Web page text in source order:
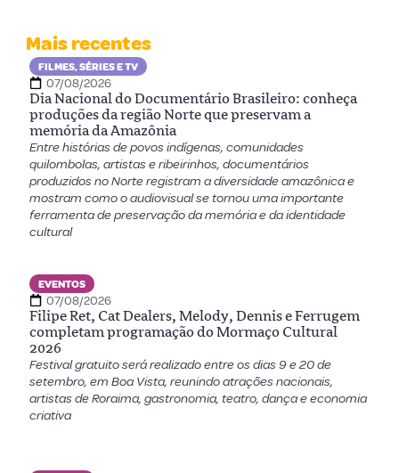
Mais recentes
FILMES, SÉRIES E TV
07/08/2026
Dia Nacional do Documentário Brasileiro: conheça
produções da região Norte que preservam a
memória da Amazônia
Entre histórias de povos indígenas, comunidades
quilombolas, artistas e ribeirinhos, documentários
produzidos no Norte registram a diversidade amazônica e
mostram como o audiovisual se tornou uma importante
ferramenta de preservação da memória e da identidade
cultural
EVENTOS
07/08/2026
Filipe Ret, Cat Dealers, Melody, Dennis e Ferrugem
completam programação do Mormaço Cultural
2026
Festival gratuito será realizado entre os dias 9 e 20 de
setembro, em Boa Vista, reunindo atrações nacionais,
artistas de Roraima, gastronomia, teatro, dança e economia
criativa